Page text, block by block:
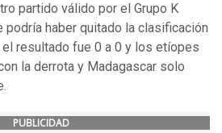
partido válido por el Grupo K
podría haber quitado la clasificación
el resultado fue 0 a 0 y los etíopes
la derrota y Madagascar solo
PUBLICIDAD